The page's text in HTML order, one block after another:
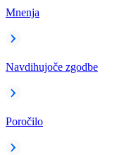
Mnenja
Navdihujoče zgodbe
Poročilo